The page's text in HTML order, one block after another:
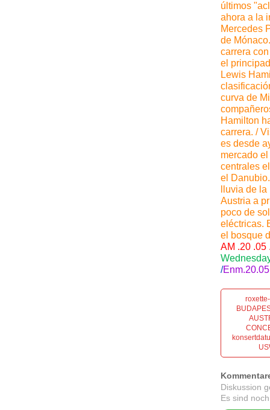
últimos
ahora a la
Mercedes
de
carrera
el
Lewis
curva de
Hamilton
carrera. /
es desde
mercado
centrales
el
lluvia de
Austria a
poco de
eléctricas.
el bosque
AM .20 .05
/
Diskussion
Es sind